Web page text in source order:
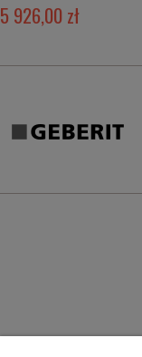
5 926,00 zł